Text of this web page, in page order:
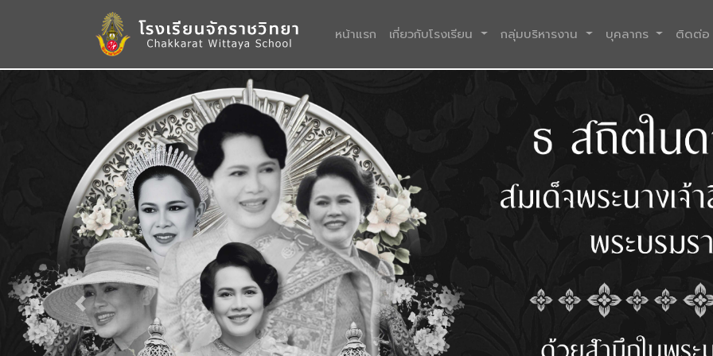
หน้าแรก (current)
เกี่ยวกับโรงเรียน กลุ่มบริหารงาน บุคลากร ติดต่อ
Previous